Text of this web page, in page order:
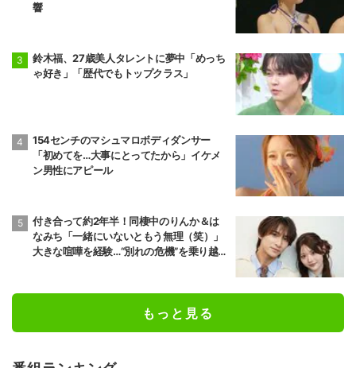
響
鈴木福、27歳美人タレントに夢中「めっち
ゃ好き」「歴代でもトップクラス」
154センチのマシュマロボディダンサー
「初めてを…大事にとってたから」イケメ
ン男性にアピール
付き合って約2年半！同棲中のりんか＆は
なみち「一緒にいないともう無理（笑）」
大きな喧嘩を経験…“別れの危機”を乗り越え
もっと見る